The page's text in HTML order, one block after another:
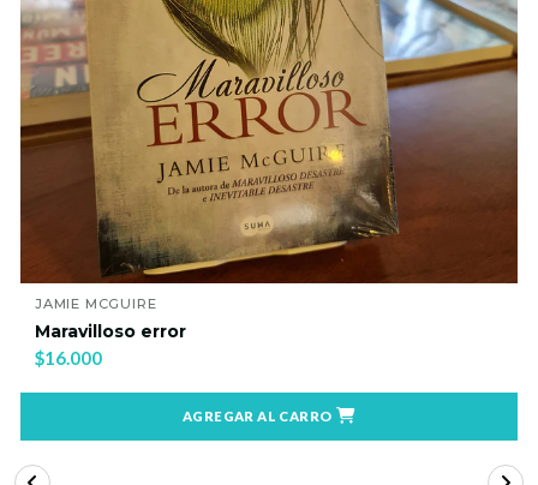
JAMIE MCGUIRE
Maravilloso error
$16.000
AGREGAR AL CARRO